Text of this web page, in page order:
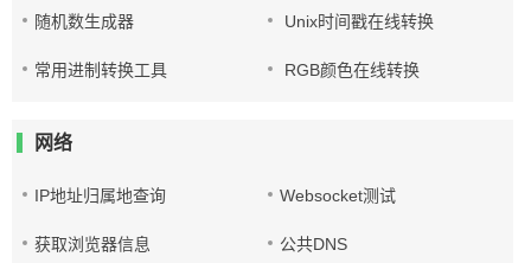
随机数生成器 Unix时间戳在线转换
常用进制转换工具 RGB颜色在线转换
网络
IP地址归属地查询 Websocket测试
获取浏览器信息 公共DNS